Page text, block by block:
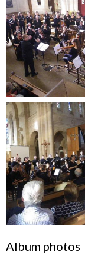
Album photos